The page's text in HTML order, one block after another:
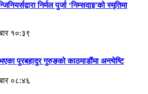
निर्मल पुर्जा ‘निम्सदाइ’को स्मृतिमा
१०:३९
पुरबहादुर गुरुङको काठमाडौंमा अन्त्येष्टि
०८:४६